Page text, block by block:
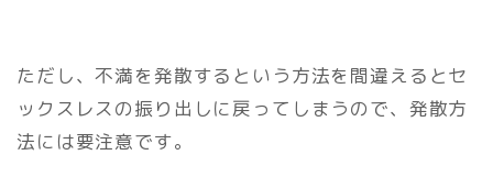
ただし、不満を発散するという方法を間違えるとセ
ックスレスの振り出しに戻ってしまうので、発散方
法には要注意です。